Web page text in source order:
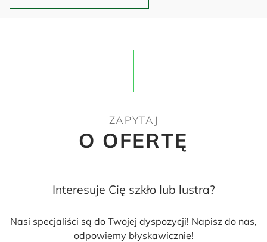
ZAPYTAJ
O OFERTĘ
Interesuje Cię szkło lub lustra?
Nasi specjaliści są do Twojej dyspozycji! Napisz do nas,
odpowiemy błyskawicznie!